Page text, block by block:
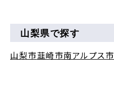
山梨県で探す
山梨市韮崎市南アルプス市